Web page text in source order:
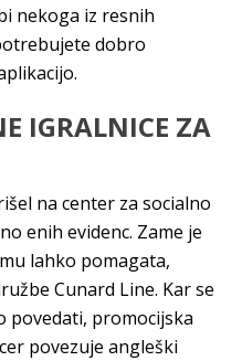
nekoga iz resnih
dobro
IGRALNICE ZA
na center za socialno
enih evidenc. Zame je
lahko pomagata,
Cunard Line. Kar se
povedati, promocijska
povezuje angleški